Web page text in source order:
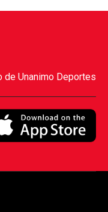
de Unanimo Deportes